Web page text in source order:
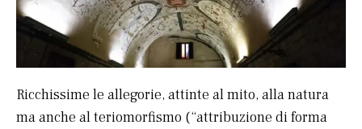
Ricchissime le allegorie, attinte al mito, alla natura
ma anche al teriomorfismo (“attribuzione di forma